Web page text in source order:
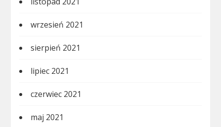
wrzesień 2021
sierpień 2021
lipiec 2021
czerwiec 2021
maj 2021